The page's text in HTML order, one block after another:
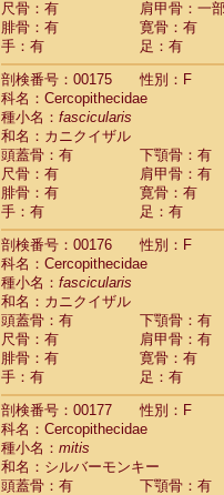
尺骨：有
肩甲骨：一
腓骨：有
寛骨：有
手：有
足：有
剖検番号：00175
性別：F
科名：Cercopithecidae
種小名： fascicularis
和名：カニクイザル
頭蓋骨：有
下顎骨：有
尺骨：有
肩甲骨：有
腓骨：有
寛骨：有
手：有
足：有
剖検番号：00176
性別：F
科名：Cercopithecidae
種小名： fascicularis
和名：カニクイザル
頭蓋骨：有
下顎骨：有
尺骨：有
肩甲骨：有
腓骨：有
寛骨：有
手：有
足：有
剖検番号：00177
性別：F
科名：Cercopithecidae
種小名： mitis
和名：シルバーモンキー
頭蓋骨：有
下顎骨：有